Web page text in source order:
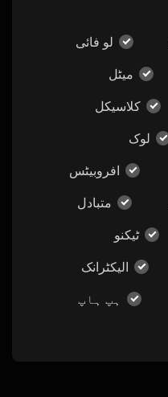
لو فائی
میٹل
کلاسیکل
لوک
افروبیٹس
متبادل
ٹیکنو
الیکٹرانک
ہپ ہاپ